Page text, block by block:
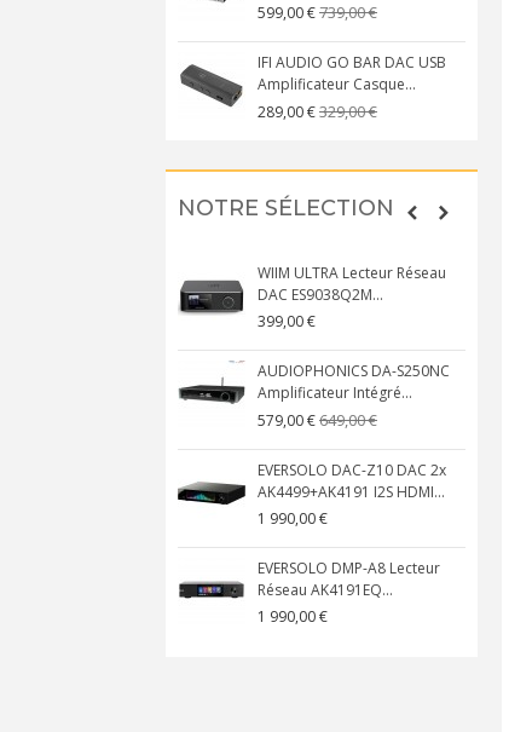
599,00 €739,00 €
IFI AUDIO GO BAR DAC USB
Amplificateur Casque...
289,00 €329,00 €
NOTRE SÉLECTION
WIIM ULTRA Lecteur Réseau
DAC ES9038Q2M...
399,00 €
AUDIOPHONICS DA-S250NC
Amplificateur Intégré...
579,00 €649,00 €
EVERSOLO DAC-Z10 DAC 2x
AK4499+AK4191 I2S HDMI...
1 990,00 €
EVERSOLO DMP-A8 Lecteur
Réseau AK4191EQ...
1 990,00 €